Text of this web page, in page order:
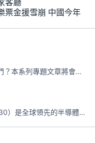
客廳
票金援雪崩 中國今年
ETF是什麼？ETF投資如何入門？本系列專題文章將會告訴你新手必須知道的ETF基礎知識。
台積電（tSMC；股票代號2330）是全球領先的半導體代工公司，成立於1987年，總部位於台灣新竹。且已於美國、日本、德國及中國設廠，台積電是全球首家專業積體電路製造服務公司，也是全球最先進和最大規模的半導體代工廠。